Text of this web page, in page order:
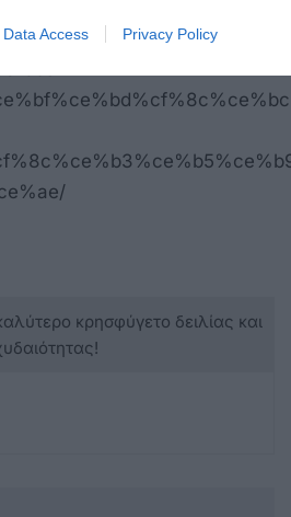
Data Access Privacy Policy
κρησφύγετο δειλίας και